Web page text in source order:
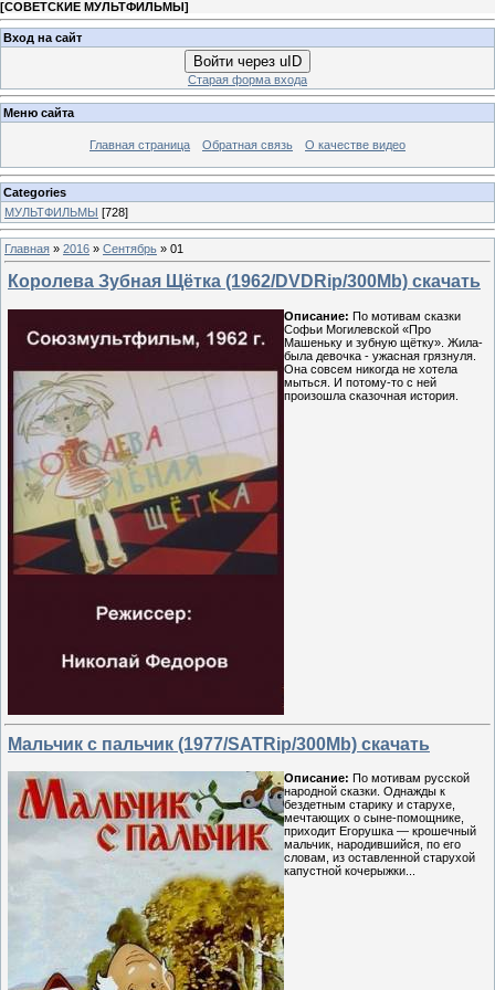
[СОВЕТСКИЕ МУЛЬТФИЛЬМЫ]
Вход на сайт
Войти через uID
Старая форма входа
Меню сайта
Главная страница Обратная связь О качестве видео
Categories
МУЛЬТФИЛЬМЫ [728]
Главная » 2016 » Сентябрь » 01
Королева Зубная Щётка (1962/DVDRip/300Mb) скачать
Описание: По мотивам сказки
Софьи Могилевской «Про
Машеньку и зубную щётку». Жила-
была девочка - ужасная грязнуля.
Она совсем никогда не хотела
мыться. И потому-то с ней
произошла сказочная история.
Мальчик с пальчик (1977/SATRip/300Mb) скачать
Описание: По мотивам русской
народной сказки. Однажды к
бездетным старику и старухе,
мечтающих о сыне-помощнике,
приходит Егорушка — крошечный
мальчик, народившийся, по его
словам, из оставленной старухой
капустной кочерыжки...